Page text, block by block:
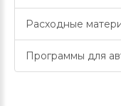
Расходные
Программы для